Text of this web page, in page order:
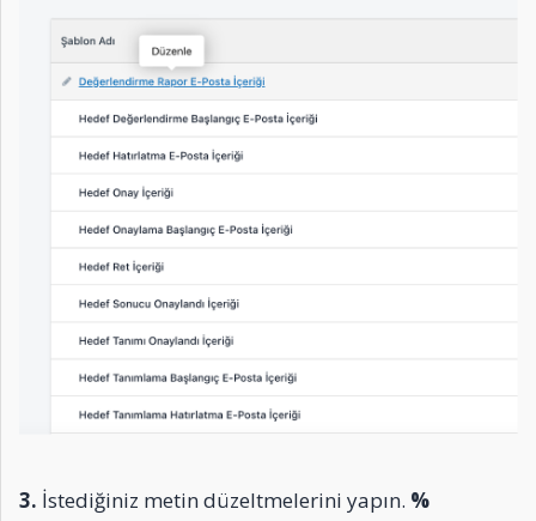
3. İstediğiniz metin düzeltmelerini yapın. %